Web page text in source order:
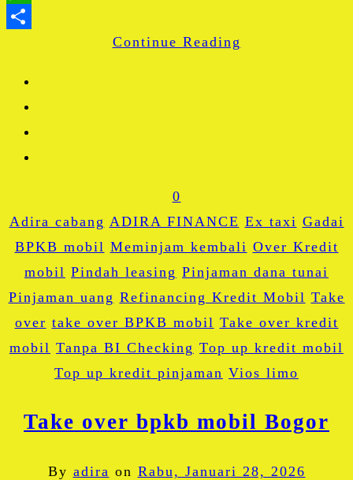
Share
Continue Reading
0
Adira cabang ADIRA FINANCE Ex taxi Gadai
BPKB mobil Meminjam kembali Over Kredit
mobil Pindah leasing Pinjaman dana tunai
Pinjaman uang Refinancing Kredit Mobil Take
over take over BPKB mobil Take over kredit
mobil Tanpa BI Checking Top up kredit mobil
Top up kredit pinjaman Vios limo
Take over bpkb mobil Bogor
By adira on Rabu, Januari 28, 2026